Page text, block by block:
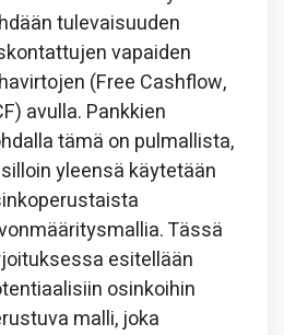
tulevaisuuden
vapaiden
(Free Cashflow,
avulla. Pankkien
tämä on pulmallista,
yleensä käytetään
Tässä
esitellään
osinkoihin
malli, joka